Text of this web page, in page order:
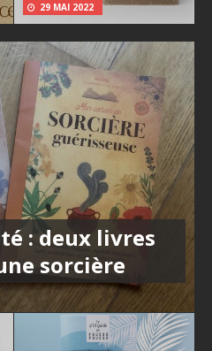
29 MAI 2022
: deux livres
sorcière